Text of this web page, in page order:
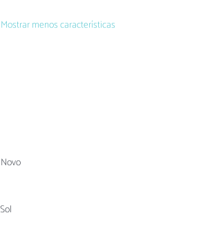
Mostrar menos características